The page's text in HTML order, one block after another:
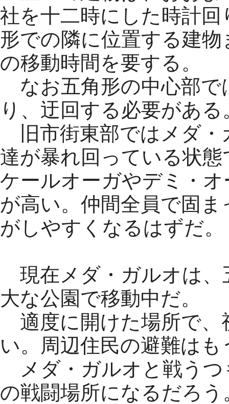
社を十二時にした時計
形での隣に位置する建
の移動時間を要する。
なお五角形の中心部で
り、迂回する必要がある
旧市街東部ではメダ・
達が暴れ回っている状
ケールオーガやデミ・
が高い。仲間全員で固
がしやすくなるはずだ。
現在メダ・ガルオは、
大な公園で移動中だ。
適度に開けた場所で、
い。周辺住民の避難は
メダ・ガルオと戦うつ
の戦闘場所になるだろう